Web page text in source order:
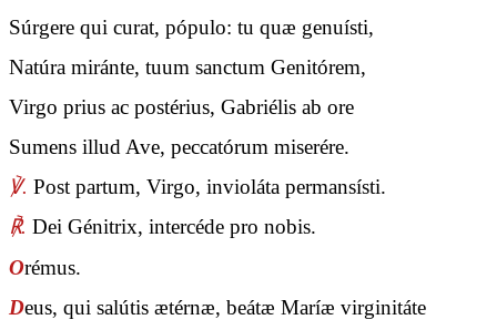
Súrgere qui curat, pópulo: tu quæ genuísti,
Natúra miránte, tuum sanctum Genitórem,
Virgo prius ac postérius, Gabriélis ab ore
Sumens illud Ave, peccatórum miserére.
℣. Post partum, Virgo, invioláta permansísti.
℟. Dei Génitrix, intercéde pro nobis.
Orémus.
Deus, qui salútis ætérnæ, beátæ Maríæ virginitáte